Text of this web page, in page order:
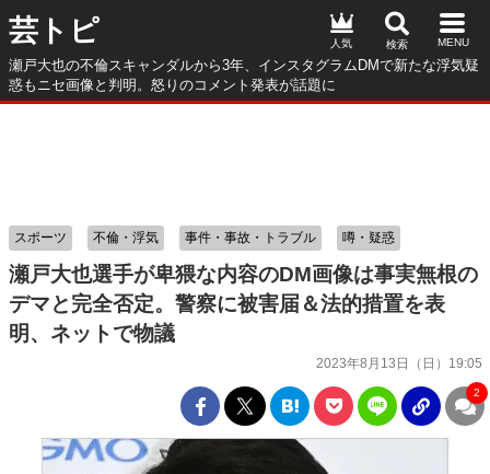
芸トピ
瀬戸大也の不倫スキャンダルから3年、インスタグラムDMで新たな浮気疑
惑もニセ画像と判明。怒りのコメント発表が話題に
人気
瀬戸大也選手が卑猥な内容のDM画像は事実無根の
デマと完全否定。警察に被害届＆法的措置を表
明、ネットで物議
2023年8月13日（日）19:05
スポーツ 不倫・浮気 事件・事故・トラブル 噂・疑惑
2